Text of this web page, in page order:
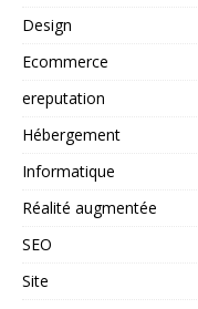
Design
Ecommerce
ereputation
Hébergement
Informatique
Réalité augmentée
SEO
Site